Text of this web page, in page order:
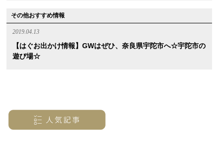
その他おすすめ情報
2019.04.13
【はぐお出かけ情報】GWはぜひ、奈良県宇陀市へ☆宇陀市の
遊び場☆